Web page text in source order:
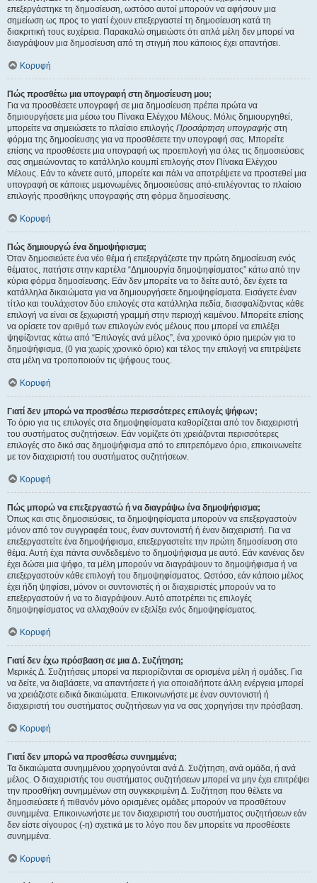
επεξεργάστηκε τη δημοσίευση, ωστόσο αυτοί μπορούν να αφήσουν μια
σημείωση ως προς το γιατί έχουν επεξεργαστεί τη δημοσίευση κατά τη
διακριτική τους ευχέρεια. Παρακαλώ σημειώστε ότι απλά μέλη δεν μπορεί να
διαγράψουν μια δημοσίευση από τη στιγμή που κάποιος έχει απαντήσει.
Κορυφή
Πώς προσθέτω μια υπογραφή στη δημοσίευση μου;
Για να προσθέσετε υπογραφή σε μια δημοσίευση πρέπει πρώτα να
δημιουργήσετε μια μέσω του Πίνακα Ελέγχου Μέλους. Μόλις δημιουργηθεί,
μπορείτε να σημειώσετε το πλαίσιο επιλογής Προσάρτηση υπογραφής στη
φόρμα της δημοσίευσης για να προσθέσετε την υπογραφή σας. Μπορείτε
επίσης να προσθέσετε μια υπογραφή ως προεπιλογή για όλες τις δημοσιεύσεις
σας σημειώνοντας το κατάλληλο κουμπί επιλογής στον Πίνακα Ελέγχου
Μέλους. Εάν το κάνετε αυτό, μπορείτε και πάλι να αποτρέψετε να προστεθεί μια
υπογραφή σε κάποιες μεμονωμένες δημοσιεύσεις από-επιλέγοντας το πλαίσιο
επιλογής προσθήκης υπογραφής στη φόρμα δημοσίευσης.
Κορυφή
Πώς δημιουργώ ένα δημοψήφισμα;
Όταν δημοσιεύετε ένα νέο θέμα ή επεξεργάζεστε την πρώτη δημοσίευση ενός
θέματος, πατήστε στην καρτέλα “Δημιουργία δημοψηφίσματος” κάτω από την
κύρια φόρμα δημοσίευσης. Εάν δεν μπορείτε να το δείτε αυτό, δεν έχετε τα
κατάλληλα δικαιώματα για να δημιουργήσετε δημοψηφίσματα. Εισάγετε έναν
τίτλο και τουλάχιστον δύο επιλογές στα κατάλληλα πεδία, διασφαλίζοντας κάθε
επιλογή να είναι σε ξεχωριστή γραμμή στην περιοχή κειμένου. Μπορείτε επίσης
να ορίσετε τον αριθμό των επιλογών ενός μέλους που μπορεί να επιλέξει
ψηφίζοντας κάτω από “Επιλογές ανά μέλος”, ένα χρονικό όριο ημερών για το
δημοψήφισμα, (0 για χωρίς χρονικό όριο) και τέλος την επιλογή να επιτρέψετε
στα μέλη να τροποποιούν τις ψήφους τους.
Κορυφή
Γιατί δεν μπορώ να προσθέσω περισσότερες επιλογές ψήφων;
Το όριο για τις επιλογές στα δημοψηφίσματα καθορίζεται από τον διαχειριστή
του συστήματος συζητήσεων. Εάν νομίζετε ότι χρειάζονται περισσότερες
επιλογές στο δικό σας δημοψήφισμα από το επιτρεπόμενο όριο, επικοινωνείτε
με τον διαχειριστή του συστήματος συζητήσεων.
Κορυφή
Πώς μπορώ να επεξεργαστώ ή να διαγράψω ένα δημοψήφισμα;
Όπως και στις δημοσιεύσεις, τα δημοψηφίσματα μπορούν να επεξεργαστούν
μόνον από τον συγγραφέα τους, έναν συντονιστή ή έναν διαχειριστή. Για να
επεξεργαστείτε ένα δημοψήφισμα, επεξεργαστείτε την πρώτη δημοσίευση στο
θέμα. Αυτή έχει πάντα συνδεδεμένο το δημοψήφισμα με αυτό. Εάν κανένας δεν
έχει δώσει μια ψήφο, τα μέλη μπορούν να διαγράψουν το δημοψήφισμα ή να
επεξεργαστούν κάθε επιλογή του δημοψηφίσματος. Ωστόσο, εάν κάποιο μέλος
έχει ήδη ψηφίσει, μόνον οι συντονιστές ή οι διαχειριστές μπορούν να το
επεξεργαστούν ή να το διαγράψουν. Αυτό αποτρέπει τις επιλογές
δημοψηφίσματος να αλλαχθούν εν εξελίξει ενός δημοψηφίσματος.
Κορυφή
Γιατί δεν έχω πρόσβαση σε μια Δ. Συζήτηση;
Μερικές Δ. Συζητήσεις μπορεί να περιορίζονται σε ορισμένα μέλη ή ομάδες. Για
να δείτε, να διαβάσετε, να απαντήσετε ή για οποιαδήποτε άλλη ενέργεια μπορεί
να χρειάζεστε ειδικά δικαιώματα. Επικοινωνήστε με έναν συντονιστή ή
διαχειριστή του συστήματος συζητήσεων για να σας χορηγήσει την πρόσβαση.
Κορυφή
Γιατί δεν μπορώ να προσθέσω συνημμένα;
Τα δικαιώματα συνημμένου χορηγούνται ανά Δ. Συζήτηση, ανά ομάδα, ή ανά
μέλος. Ο διαχειριστής του συστήματος συζητήσεων μπορεί να μην έχει επιτρέψει
την προσθήκη συνημμένων στη συγκεκριμένη Δ. Συζήτηση που θέλετε να
δημοσιεύσετε ή πιθανόν μόνο ορισμένες ομάδες μπορούν να προσθέτουν
συνημμένα. Επικοινωνήστε με τον διαχειριστή του συστήματος συζητήσεων εάν
δεν είστε σίγουρος (-η) σχετικά με το λόγο που δεν μπορείτε να προσθέσετε
συνημμένα.
Κορυφή